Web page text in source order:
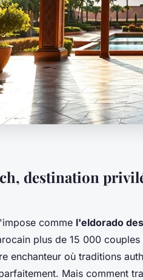
destination
comme l'eldorado
plus de 15 000
enchanteur où traditions
Mais comment